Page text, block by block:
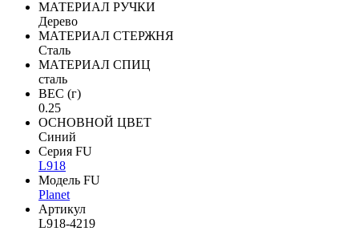
МАТЕРИАЛ РУЧКИ
Дерево
МАТЕРИАЛ СТЕРЖНЯ
Сталь
МАТЕРИАЛ СПИЦ
сталь
ВЕС (г)
0.25
ОСНОВНОЙ ЦВЕТ
Синий
Серия FU
L918
Модель FU
Planet
Артикул
L918-4219